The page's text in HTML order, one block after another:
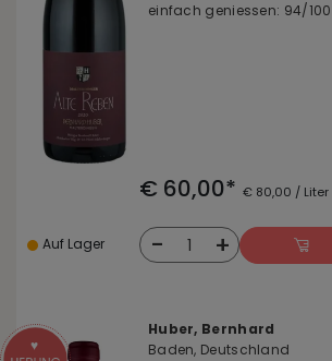
einfach geniessen: 94/100
€ 60,00* € 80,00 / Liter
Auf Lager - 1 +
Huber, Bernhard
Baden, Deutschland